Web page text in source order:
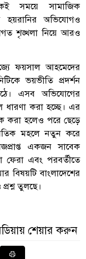
সময়ে সামাজিক
হয়রানির অভিযোগও
শৃঙ্খলা নিয়ে আরও
ফয়সাল আহমেদের
ভয়ভীতি প্রদর্শন
এসব অভিযোগের
ধারণা করা হচ্ছে। এর
করা হলেও পরে ছেড়ে
মহলে নতুন করে
একজন সাবেক
ফেরা এবং পরবর্তীতে
বিষয়টি বাংলাদেশের
তুলছে।
শেয়ার করুন